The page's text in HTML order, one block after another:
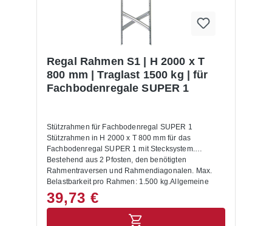
Regal Rahmen S1 | H 2000 x T
800 mm | Traglast 1500 kg | für
Fachbodenregale SUPER 1
Stützrahmen für Fachbodenregal SUPER 1
Stützrahmen in H 2000 x T 800 mm für das
Fachbodenregal SUPER 1 mit Stecksystem.
Bestehend aus 2 Pfosten, den benötigten
Rahmentraversen und Rahmendiagonalen. Max.
Belastbarkeit pro Rahmen: 1.500 kg.Allgemeine
Hinweise:Es werden noch 2 Füße und 2
Abdeckkappen benötigt! Die maximale Tragkraft
wird nur erreicht, wenn die Rahmentraversen /
39,73 €